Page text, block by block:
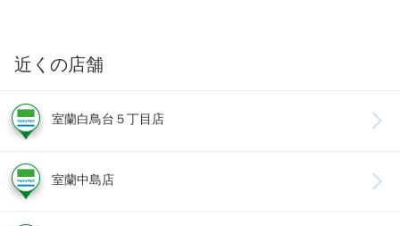
近くの店舗
室蘭白鳥台５丁目店
室蘭中島店